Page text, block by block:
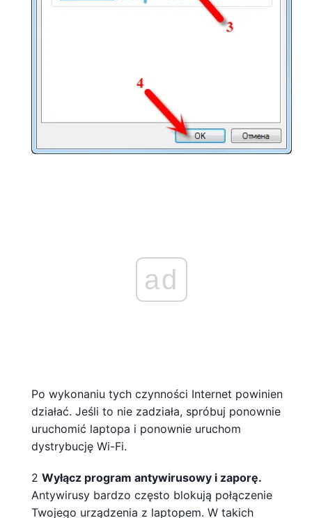
ad
Po wykonaniu tych czynności Internet powinien
działać. Jeśli to nie zadziała, spróbuj ponownie
uruchomić laptopa i ponownie uruchom
dystrybucję Wi-Fi.
2 Wyłącz program antywirusowy i zaporę.
Antywirusy bardzo często blokują połączenie
Twojego urządzenia z laptopem. W takich